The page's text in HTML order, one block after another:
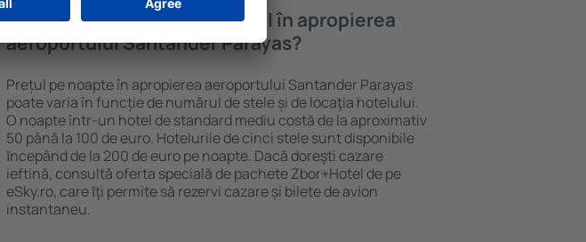
Cât costă o noapte la un hotel în apropierea
aeroportului Santander Parayas?
Prețul pe noapte în apropierea aeroportului Santander Parayas
poate varia în funcție de numărul de stele și de locaţia hotelului.
O noapte într-un hotel de standard mediu costă de la aproximativ
50 până la 100 de euro. Hotelurile de cinci stele sunt disponibile
ȋncepând de la 200 de euro pe noapte. Dacă doreşti cazare
ieftină, consultă oferta specială de pachete Zbor+Hotel de pe
eSky.ro, care ȋţi permite să rezervi cazare și bilete de avion
instantaneu.